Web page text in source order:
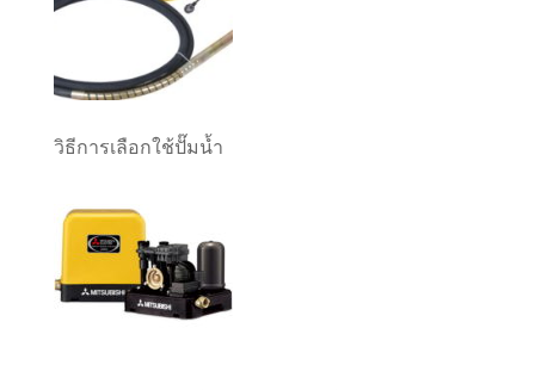
วิธีการเลือกใช้ปั๊มน้ำ